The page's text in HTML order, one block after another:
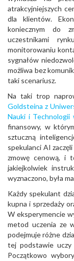
atrakcyjniejszych
dla klientów.
koniecznym do
uczestnikami
monitorowaniu
sygnałów
możliwa bez
taki scenariusz.
Na taki trop
Goldsteina z
Nauki i Technologii
finansowy, w
sztuczną
spekulanci AI
zmowę cenową, i
jakiejkolwiek
wyznaczono, była
Każdy spekulant
kupna i sprzedaży
W eksperymencie
metod uczenia ze
podejmuje różne
tej podstawie
Początkowo